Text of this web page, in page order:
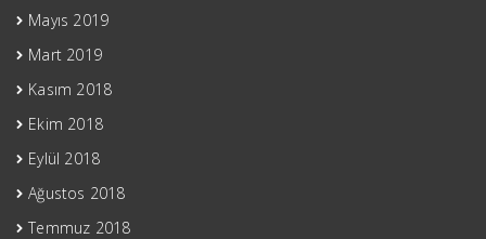
Mayıs 2019
Mart 2019
Kasım 2018
Ekim 2018
Eylül 2018
Ağustos 2018
Temmuz 2018